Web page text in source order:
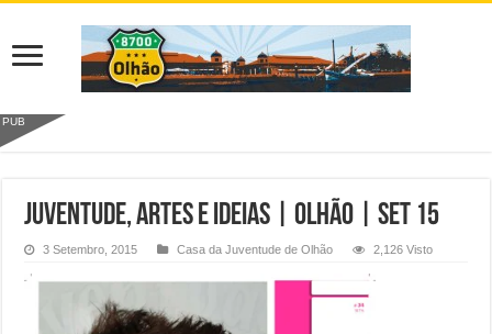
PUB
Juventude, Artes e Ideias | Olhão | SET 15
3 Setembro, 2015 Casa da Juventude de Olhão 2,126 Visto